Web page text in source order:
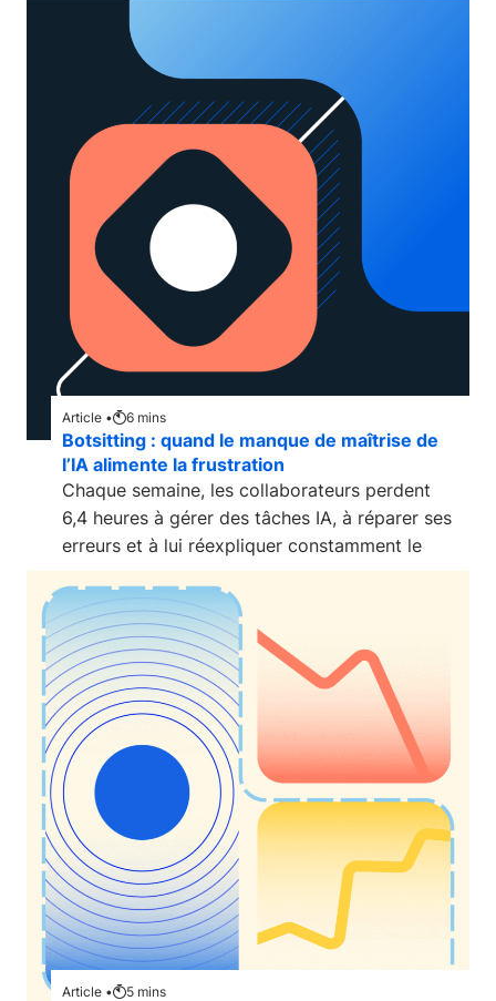
Article • 6 mins
Botsitting : quand le manque de maîtrise de
l’IA alimente la frustration
Chaque semaine, les collaborateurs perdent
6,4 heures à gérer des tâches IA, à réparer ses
erreurs et à lui réexpliquer constamment le
Article • 5 mins